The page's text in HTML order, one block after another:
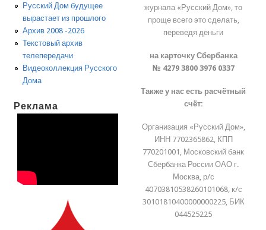
Русский Дом будущее
вырастает из прошлого
Архив 2008 -2026
Текстовый архив
телепередачи
Видеоколлекция Русского
Дома
Реклама
журнала «Русский Дом», то
проще всего это сделать,
переведя деньги
на карточку Сбербанка
№ 4279 3800 3976 0337
Также у нас есть расчётный
счёт:
Организация «Русский Дом»,
ИНН 7702365862, КПП
770201001, Московский банк
Сбербанка России ОАО г.
Москва, р/с
40703810538260101068, к/с
30101810400000000225, БИК
044525225